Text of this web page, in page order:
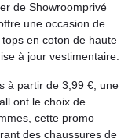
de Showroomprivé
une occasion de
en coton de haute
à jour vestimentaire.
à partir de 3,99 €, une
ont le choix de
cette promo
des chaussures de